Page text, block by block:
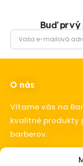
Buď prvý
O nás
Vítame vás na
kvalitné produkty
barberov.